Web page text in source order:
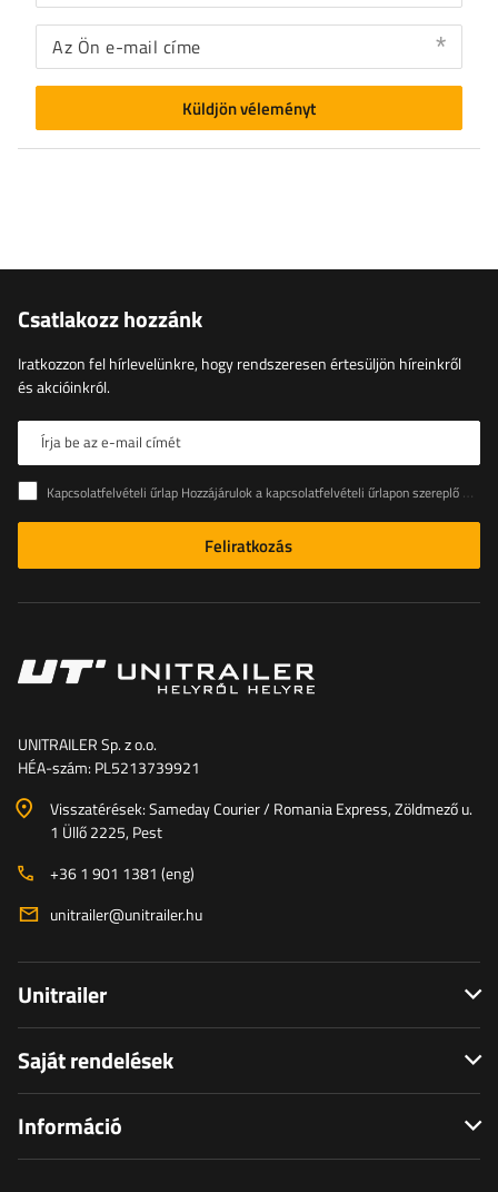
Az Ön e-mail címe
Küldjön véleményt
Csatlakozz hozzánk
Iratkozzon fel hírlevelünkre, hogy rendszeresen értesüljön híreinkről
és akcióinkról.
Írja be az e-mail címét
Kapcsolatfelvételi űrlap Hozzájárulok a kapcsolatfelvételi űrlapon szereplő személyes adataimnak az Európai Parlament és a Tanács (EU) rendeletével összhangban történő kezeléséhez
Feliratkozás
UNITRAILER Sp. z o.o.
HÉA-szám: PL5213739921
Visszatérések: Sameday Courier / Romania Express, Zöldmező u.
1 Üllő 2225, Pest
+36 1 901 1381 (eng)
unitrailer@unitrailer.hu
Unitrailer
Saját rendelések
Információ